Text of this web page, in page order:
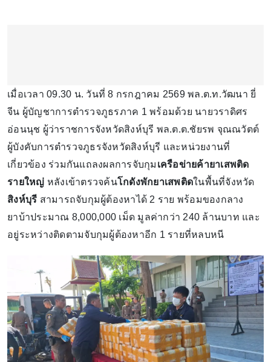
เมื่อเวลา 09.30 น. วันที่ 8 กรกฎาคม 2569 พล.ต.ท.วัฒนา ยี่
จีน ผู้บัญชาการตำรวจภูธรภาค 1 พร้อมด้วย นายวราดิศร
อ่อนนุช ผู้ว่าราชการจังหวัดสิงห์บุรี พล.ต.ต.ชัยรพ จุณณวัตต์
ผู้บังคับการตำรวจภูธรจังหวัดสิงห์บุรี และหน่วยงานที่
เกี่ยวข้อง ร่วมกันแถลงผลการจับกุม เครือข่ายค้ายาเสพติด
รายใหญ่ หลังเข้าตรวจค้นโกดังพักยาเสพติดในพื้นที่จังหวัด
สิงห์บุรี สามารถจับกุมผู้ต้องหาได้ 2 ราย พร้อมของกลาง
ยาบ้าประมาณ 8,000,000 เม็ด มูลค่ากว่า 240 ล้านบาท และ
อยู่ระหว่างติดตามจับกุมผู้ต้องหาอีก 1 รายที่หลบหนี